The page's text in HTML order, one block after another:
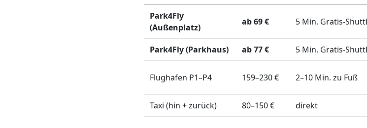
Park4Fly
(Außenplatz)
ab 69 € 5 Min. Gratis-
Park4Fly (Parkhaus) ab 77 € 5 Min. Gratis-
Flughafen P1–P4 159–230 € 2–10 Min. zu Fuß
Taxi (hin + zurück) 80–150 € direkt